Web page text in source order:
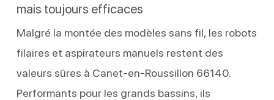
mais toujours efficaces
Malgré la montée des modèles sans fil, les robots
filaires et aspirateurs manuels restent des
valeurs sûres à Canet-en-Roussillon 66140.
Performants pour les grands bassins, ils